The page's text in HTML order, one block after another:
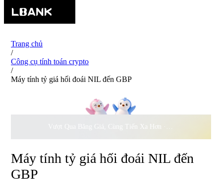
Trang chủ
/
Công cụ tính toán crypto
/
Máy tính tỷ giá hối đoái NIL đến GBP
Vượt Qua Băng Giá, Cùng Tiến Xa Hơn ·500.000
Máy tính tỷ giá hối đoái NIL đến
GBP